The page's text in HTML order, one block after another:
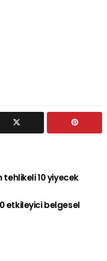
tehlikeli 10 yiyecek
etkileyici belgesel